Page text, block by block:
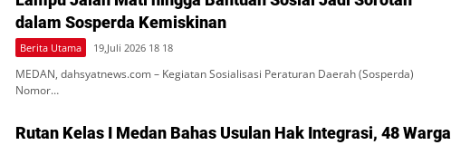
dalam Sosperda Kemiskinan
Berita Utama 19,Juli 2026 18 18
MEDAN, dahsyatnews.com – Kegiatan Sosialisasi Peraturan Daerah (Sosperda)
Nomor…
Rutan Kelas I Medan Bahas Usulan Hak Integrasi, 48 Warga